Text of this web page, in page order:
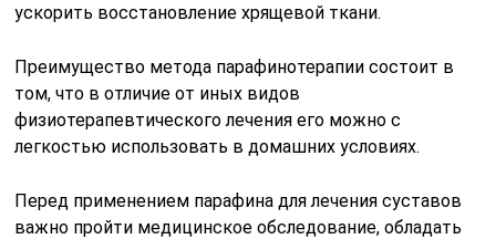
ускорить восстановление хрящевой ткани.
Преимущество метода парафинотерапии состоит в
том, что в отличие от иных видов
физиотерапевтического лечения его можно с
легкостью использовать в домашних условиях.
Перед применением парафина для лечения суставов
важно пройти медицинское обследование, обладать